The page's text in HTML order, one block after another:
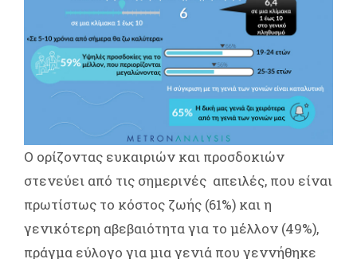
Ο ορίζοντας ευκαιριών και προσδοκιών
στενεύει από τις σημερινές απειλές, που είναι
πρωτίστως το κόστος ζωής (61%) και η
γενικότερη αβεβαιότητα για το μέλλον (49%),
πράγμα εύλογο για μια γενιά που γεννήθηκε